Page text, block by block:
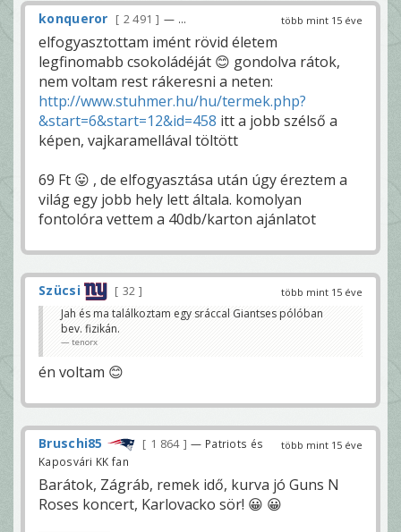
több mint 15 éve
konqueror 2 491 — ...
elfogyasztottam imént rövid életem
legfinomabb csokoládéját 😊 gondolva rátok,
nem voltam rest rákeresni a neten:
http://www.stuhmer.hu/hu/termek.php?
&start=6&start=12&id=458 itt a jobb szélső a
képen, vajkaramellával töltött
69 Ft 😛 , de elfogyasztása után úgy éreztem a
világ egy jobb hely lett általa. komolyan
fontolóra vettem a 40db/karton ajánlatot
több mint 15 éve
Szücsi
32
Jah és ma találkoztam egy sráccal Giantses pólóban
bev. fizikán.
tenorx
én voltam 😊
több mint 15 éve
Bruschi85 1 864
— Patriots és
Kaposvári KK fan
Barátok, Zágráb, remek idő, kurva jó Guns N
Roses koncert, Karlovacko sör! 😀 😀